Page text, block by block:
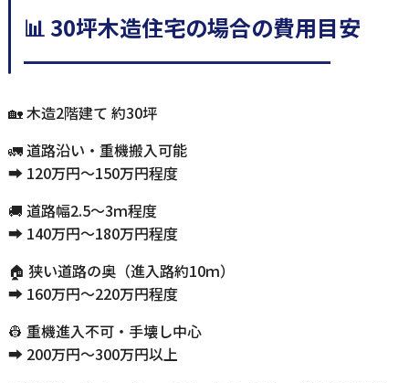
📊 30坪木造住宅の場合の費用目安
━━━━━━━━━━━━━━
🏡 木造2階建て 約30坪
🚛 道路沿い・重機搬入可能
➡️ 120万円～150万円程度
🚚 道路幅2.5～3ｍ程度
➡️ 140万円～180万円程度
🏠 狭い道路の奥（進入路約10ｍ）
➡️ 160万円～220万円程度
👷 重機進入不可・手壊し中心
➡️ 200万円～300万円以上